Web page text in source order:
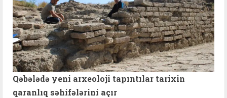
Qəbələdə yeni arxeoloji tapıntılar tarixin
qaranlıq səhifələrini açır